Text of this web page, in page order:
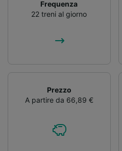
Frequenza
22 treni al giorno
Prezzo
A partire da 66,89 €